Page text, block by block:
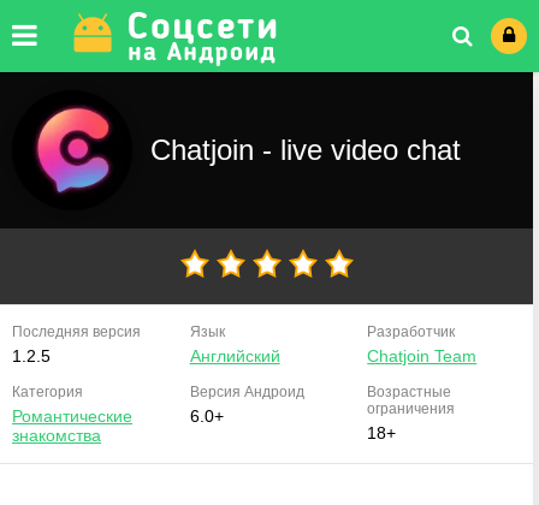
Chatjoin - live video chat
Последняя версия
1.2.5
Язык
Английский
Разработчик
Chatjoin Team
Категория
Романтические
знакомства
Версия Андроид
6.0+
Возрастные
ограничения
18+